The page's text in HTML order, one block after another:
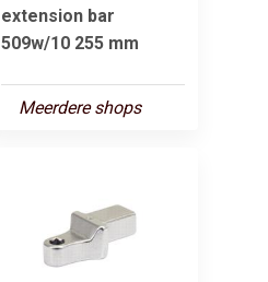
extension bar
509w/10 255 mm
Meerdere shops